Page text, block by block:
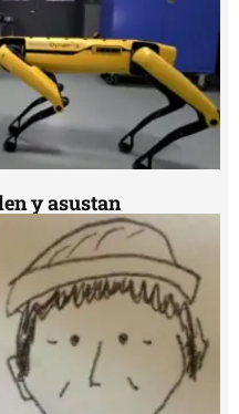
y asustan